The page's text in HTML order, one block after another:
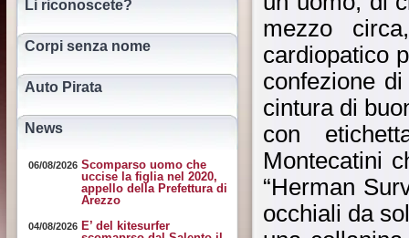
Li riconoscete?
Corpi senza nome
Auto Pirata
News
06/08/2026 Scomparso uomo che
uccise la figlia nel 2020,
appello della Prefettura di
Arezzo
04/08/2026 E’ del kitesurfer
mezzo
cardiopatico
confezione
cintura di
con
Montecatini
“Herman
occhiali da